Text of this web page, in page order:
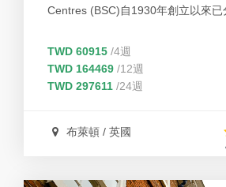
Centres (BSC)自1930年創立以來已
育集團。獲英國文化協會授予英語作
及獲得質量保證專家EAQUALS認證
英國國家認可英語語言中心協會
TWD 60915 /4週
TWD 164469 /12週
TWD 297611 /24週
布萊頓 / 英國